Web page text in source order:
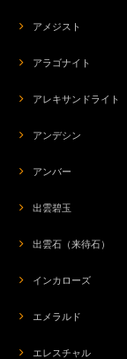
アメジスト
アラゴナイト
アレキサンドライト
アンデシン
アンバー
出雲碧玉
出雲石（来待石）
インカローズ
エメラルド
エレスチャル